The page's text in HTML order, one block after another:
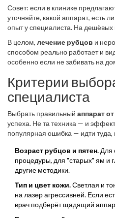
Совет: если в клинике
уточняйте, какой аппарат, есть
опыт у специалиста. На
В целом, лечение рубцов и
способом реально работает и
особенно если не забивать на
Критерии
специалиста
Выбрать правильный аппарат
успеха. Не та техника — и
популярная ошибка — идти туда,
Возраст рубцов и пятен. Для
процедуры, для "старых" ям и
другие методики.
Тип и цвет кожи.Светлая и
на лазер агрессивней. Если
врач подберёт щадящий